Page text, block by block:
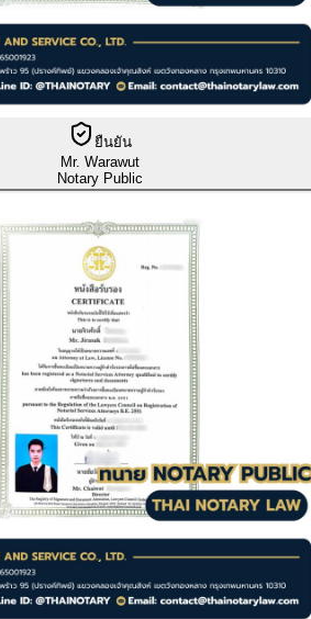
ยืนยัน
Mr. Warawut
Notary Public